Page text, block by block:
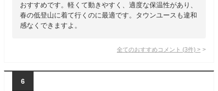
おすすめです。軽くて動きやすく、適度な保温性があり、
春の低登山に着て行くのに最適です。タウンユースも違和
感なくできますよ。
全てのおすすめコメント (3件) >
6